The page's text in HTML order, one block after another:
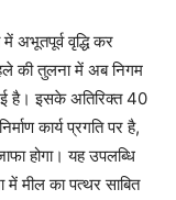
अभूतपूर्व वृद्धि कर
की तुलना में अब निगम
है। इसके अतिरिक्त 40
कार्य प्रगति पर है,
होगा। यह उपलब्धि
में मील का पत्थर साबित